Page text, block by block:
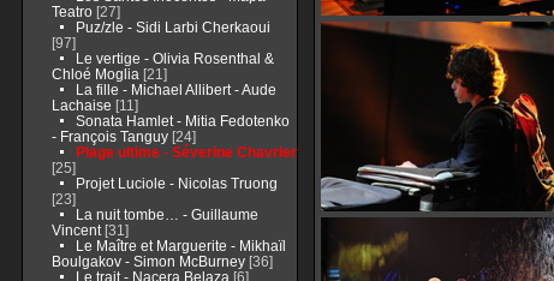
Teatro[27]
Puz/zle - Sidi Larbi Cherkaoui
[97]
Le vertige - Olivia Rosenthal &
Chloé Moglia [21]
La fille - Michael Allibert - Aude
Lachaise [11]
Sonata Hamlet - Mitia Fedotenko
- François Tanguy[24]
Plage ultime - Séverine Chavrier
[25]
Projet Luciole - Nicolas Truong
[23]
La nuit tombe… - Guillaume
Vincent[31]
Le Maître et Marguerite - Mikhaïl
Boulgakov - Simon McBurney[36]
Le trait - Nacera Belaza [6]